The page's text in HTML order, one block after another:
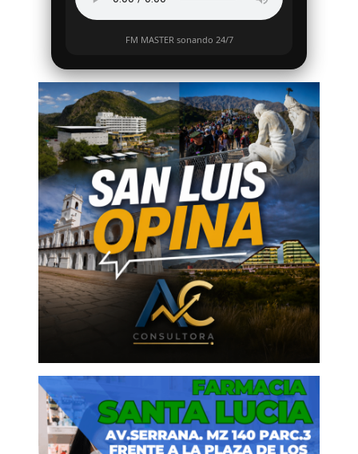
FM MASTER sonando 24/7